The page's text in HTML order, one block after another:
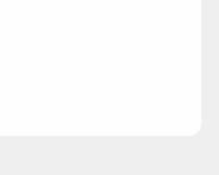
AU PANIER